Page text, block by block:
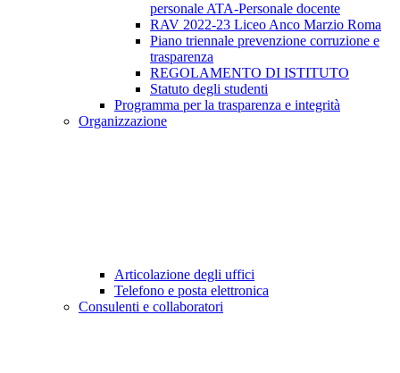
personale ATA-Personale docente
RAV 2022-23 Liceo Anco Marzio Roma
Piano triennale prevenzione corruzione e
trasparenza
REGOLAMENTO DI ISTITUTO
Statuto degli studenti
Programma per la trasparenza e integrità
Organizzazione
Articolazione degli uffici
Telefono e posta elettronica
Consulenti e collaboratori